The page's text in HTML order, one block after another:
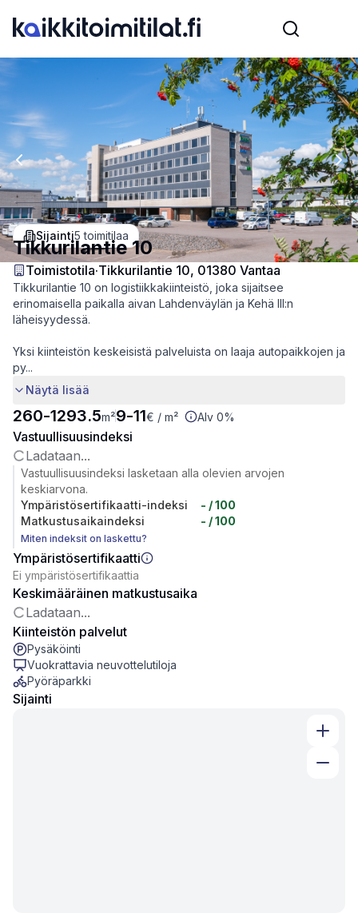
Previous slide
Sijainti5 toimitilaa
Tikkurilantie 10
Toimistotila·Tikkurilantie 10, 01380 Vantaa
Tikkurilantie 10 on logistiikkakiinteistö, joka sijaitsee
erinomaisella paikalla aivan Lahdenväylän ja Kehä III:n
läheisyydessä.
Yksi kiinteistön keskeisistä palveluista on laaja autopaikkojen ja
py...
Näytä lisää
260-1293.5m²9-11€ / m² Alv 0%
Vastuullisuusindeksi
Ladataan...
Vastuullisuusindeksi lasketaan alla olevien arvojen
keskiarvona.
Ympäristösertifikaatti-indeksi
- / 100
Matkustusaikaindeksi
- / 100
Miten indeksit on laskettu?
Ympäristösertifikaatti
Ei ympäristösertifikaattia
Keskimääräinen matkustusaika
Ladataan...
Kiinteistön palvelut
Pysäköinti
Vuokrattavia neuvottelutiloja
Pyöräparkki
Sijainti